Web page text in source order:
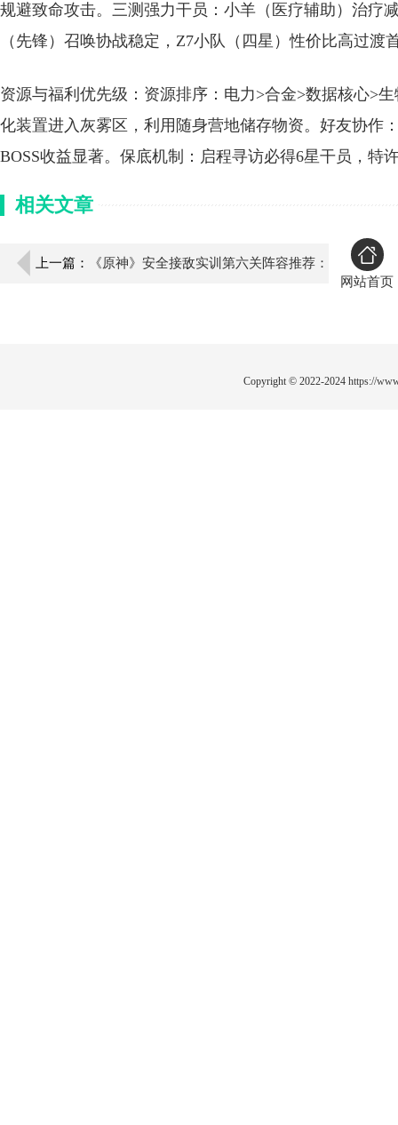
规避致命攻击。三测强力干员：小羊（医疗辅助）治疗
（先锋）召唤协战稳定，Z7小队（四星）性价比高过渡
资源与福利优先级：资源排序：电力>合金>数据核心>
化装置进入灰雾区，利用随身营地储存物资。好友协作
BOSS收益显著。保底机制：启程寻访必得6星干员，特
相关文章
上一篇： 《原神》安全接敌实训第六关阵容推荐：
网站首页
Copyright © 2022-2024 https://